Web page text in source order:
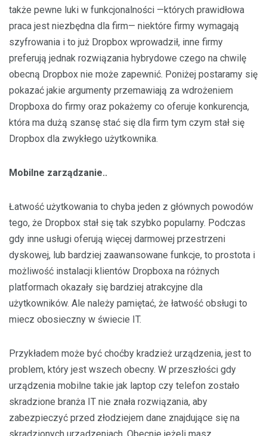
także pewne luki w funkcjonalności —których prawidłowa
praca jest niezbędna dla firm— niektóre firmy wymagają
szyfrowania i to już Dropbox wprowadził, inne firmy
preferują jednak rozwiązania hybrydowe czego na chwilę
obecną Dropbox nie może zapewnić. Poniżej postaramy się
pokazać jakie argumenty przemawiają za wdrożeniem
Dropboxa do firmy oraz pokażemy co oferuje konkurencja,
która ma dużą szansę stać się dla firm tym czym stał się
Dropbox dla zwykłego użytkownika.
Mobilne zarządzanie..
Łatwość użytkowania to chyba jeden z głównych powodów
tego, że Dropbox stał się tak szybko popularny. Podczas
gdy inne usługi oferują więcej darmowej przestrzeni
dyskowej, lub bardziej zaawansowane funkcje, to prostota i
możliwość instalacji klientów Dropboxa na różnych
platformach okazały się bardziej atrakcyjne dla
użytkowników. Ale należy pamiętać, że łatwość obsługi to
miecz obosieczny w świecie IT.
Przykładem może być choćby kradzież urządzenia, jest to
problem, który jest wszech obecny. W przeszłości gdy
urządzenia mobilne takie jak laptop czy telefon zostało
skradzione branża IT nie znała rozwiązania, aby
zabezpieczyć przed złodziejem dane znajdujące się na